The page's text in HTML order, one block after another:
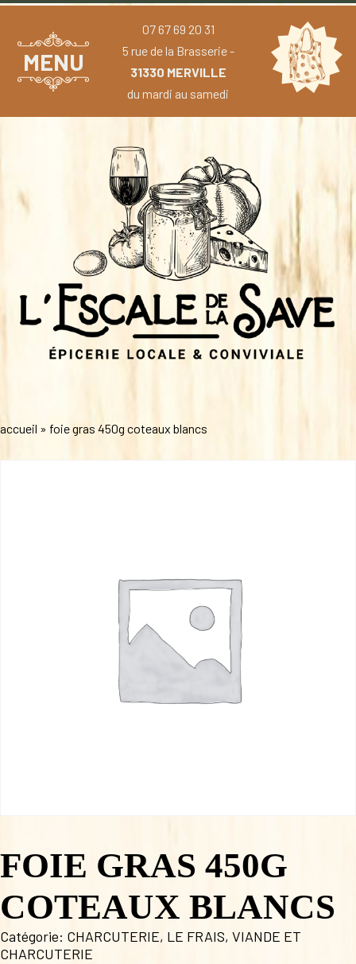
MENU
07 67 69 20 31
5 rue de la Brasserie -
31330 MERVILLE
du mardi au samedi
accueil » foie gras 450g coteaux blancs
FOIE GRAS 450G
COTEAUX BLANCS
Catégorie: CHARCUTERIE, LE FRAIS, VIANDE ET
CHARCUTERIE